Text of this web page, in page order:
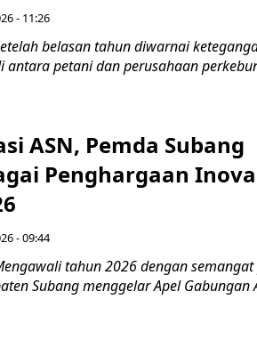
- 11:26
Setelah belasan tahun diwarnai
petani dan perusahaan
ASN, Pemda Subang
Penghargaan
- 09:44
Mengawali tahun 2026 dengan
Subang menggelar Apel Gabungan